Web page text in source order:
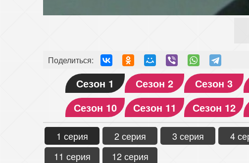
Поделиться:
Сезон 1 Сезон 2 Сезон 3
Сезон 10
Сезон 11 Сезон 12
1 серия 2 серия 3 серия 4
11 серия
12 серия